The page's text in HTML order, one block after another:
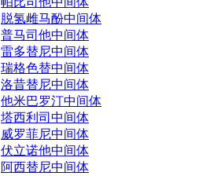
脱氢雌马酚中间体
普马司他中间体
雷多替尼中间体
瑞格色替中间体
洛昔替尼中间体
他米巴罗汀中间体
塔西利司中间体
威罗菲尼中间体
伏立诺他中间体
阿西替尼中间体